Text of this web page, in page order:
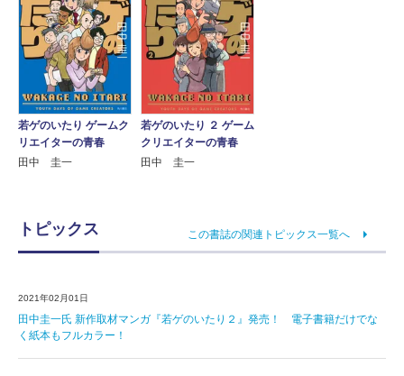
若ゲのいたり ゲームク
リエイターの青春
田中 圭一
若ゲのいたり ２ ゲーム
クリエイターの青春
田中 圭一
トピックス この書誌の関連トピックス一覧へ
2021年02月01日
田中圭一氏 新作取材マンガ『若ゲのいたり２』発売！ 電子書籍だけでな
く紙本もフルカラー！